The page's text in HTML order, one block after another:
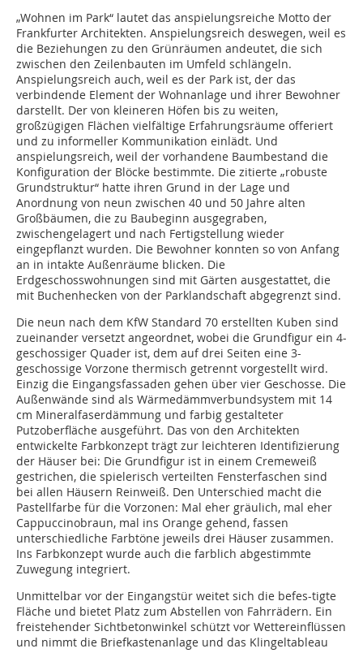
„Wohnen im Park“ lautet das anspielungsreiche Motto der
Frankfurter Architekten. Anspielungsreich deswegen, weil es
die Beziehungen zu den Grünräumen andeutet, die sich
zwischen den Zeilenbauten im Umfeld schlängeln.
Anspielungsreich auch, weil es der Park ist, der das
verbindende Element der Wohnanlage und ihrer Bewohner
darstellt. Der von kleineren Höfen bis zu weiten,
großzügigen Flächen vielfältige Erfahrungsräume offeriert
und zu informeller Kommunikation einlädt. Und
anspielungsreich, weil der vorhandene Baumbestand die
Konfiguration der Blöcke bestimmte. Die zitierte „robuste
Grundstruktur“ hatte ihren Grund in der Lage und
Anordnung von neun zwischen 40 und 50 Jahre alten
Großbäumen, die zu Baubeginn ausgegraben,
zwischengelagert und nach Fertigstellung wieder
eingepflanzt wurden. Die Bewohner konnten so von Anfang
an in intakte Außenräume blicken. Die
Erdgeschosswohnungen sind mit Gärten aus­gestattet, die
mit Buchenhecken von der Parklandschaft abgegrenzt sind.
Die neun nach dem KfW Standard 70 erstellten Kuben sind
zueinander versetzt angeordnet, wobei die Grundfigur ein 4-
geschossiger Quader ist, dem auf drei Seiten eine 3-
geschossige Vorzone thermisch getrennt vorgestellt wird.
Einzig die Eingangsfassaden gehen über vier Geschosse. Die
Außenwände sind als Wärmedämmverbundsystem mit 14
cm Mineralfaserdämmung und far­big gestalteter
Putzoberfläche ausgeführt. Das von den Architekten
entwickelte Farbkonzept trägt zur leichteren Identifizierung
der Häuser bei: Die Grundfigur ist in einem Cremeweiß
gestrichen, die spielerisch verteilten Fensterfaschen sind
bei allen Häusern Reinweiß. Den Unterschied macht die
Pastellfarbe für die Vorzonen: Mal eher gräulich, mal eher
Cappuccinobraun, mal ins Orange gehend, fassen
unterschiedliche Farbtöne jeweils drei Häuser zusammen.
Ins Farbkonzept wurde auch die farblich abgestimmte
Zuwegung integriert.
Unmittelbar vor der Eingangstür weitet sich die befes-tigte
Fläche und bietet Platz zum Abstellen von Fahrrädern. Ein
freistehender Sichtbetonwinkel schützt vor Wettereinflüssen
und nimmt die Briefkastenanlage und das Klingeltableau